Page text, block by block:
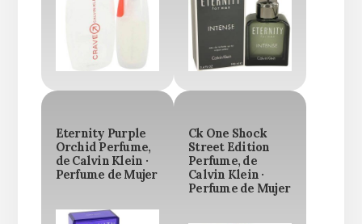
Eternity Purple
Orchid Perfume,
de Calvin Klein ·
Perfume de Mujer
Ck One Shock
Street Edition
Perfume, de
Calvin Klein ·
Perfume de Mujer